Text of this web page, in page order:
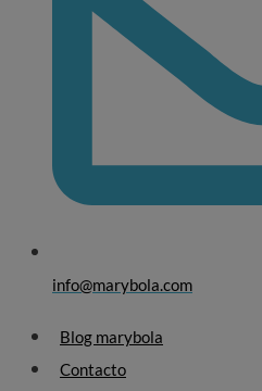
info@marybola.com
Blog marybola
Contacto